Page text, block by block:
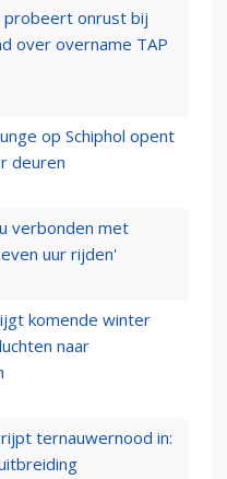
probeert onrust bij
over overname TAP
op Schiphol opent
deuren
verbonden met
uur rijden'
komende winter
naar
ternauwernood in: